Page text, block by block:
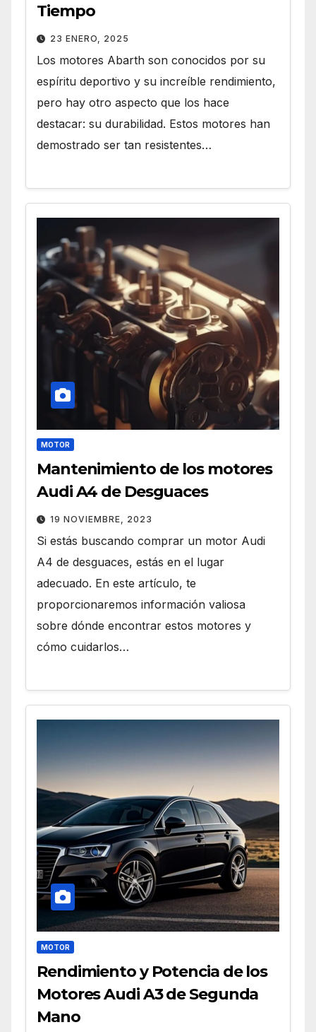
Tiempo
23 ENERO, 2025
Los motores Abarth son conocidos por su
espíritu deportivo y su increíble rendimiento,
pero hay otro aspecto que los hace
destacar: su durabilidad. Estos motores han
demostrado ser tan resistentes…
MOTOR
Mantenimiento de los motores
Audi A4 de Desguaces
19 NOVIEMBRE, 2023
Si estás buscando comprar un motor Audi
A4 de desguaces, estás en el lugar
adecuado. En este artículo, te
proporcionaremos información valiosa
sobre dónde encontrar estos motores y
cómo cuidarlos…
MOTOR
Rendimiento y Potencia de los
Motores Audi A3 de Segunda
Mano